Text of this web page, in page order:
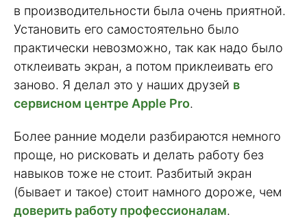
в производительности была очень приятной.
Установить его самостоятельно было
практически невозможно, так как надо было
отклеивать экран, а потом приклеивать его
заново. Я делал это у наших друзей в
сервисном центре Apple Pro.
Более ранние модели разбираются немного
проще, но рисковать и делать работу без
навыков тоже не стоит. Разбитый экран
(бывает и такое) стоит намного дороже, чем
доверить работу профессионалам.